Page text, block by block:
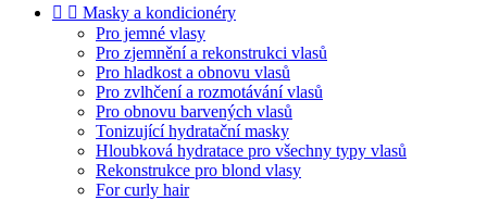
  Masky a kondicionéry
Pro jemné vlasy
Pro zjemnění a rekonstrukci vlasů
Pro hladkost a obnovu vlasů
Pro zvlhčení a rozmotávání vlasů
Pro obnovu barvených vlasů
Tonizující hydratační masky
Hloubková hydratace pro všechny typy vlasů
Rekonstrukce pro blond vlasy
For curly hair